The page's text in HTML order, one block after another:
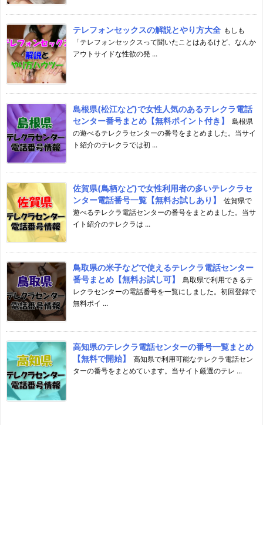
テレフォンセックスの解説とやり方大全 もしも
「テレフォンセックスって聞いたことはあるけど、なんか
アウトサイドな性欲の発 ...
島根県(松江など)で女性人気のあるテレクラ電話
センター番号まとめ【無料ポイント付き】
島根県
の遊べるテレクラセンターの番号をまとめました。当サイ
ト紹介のテレクラでは初 ...
佐賀県(鳥栖など)で女性利用者の多いテレクラセ
ンター電話番号一覧【無料お試しあり】
佐賀県で
遊べるテレクラ電話センターの番号をまとめました。当サ
イト紹介のテレクラは ...
鳥取県の米子などで使えるテレクラ電話センター
番号まとめ【無料お試し可】
鳥取県で利用できるテ
レクラセンターの電話番号を一覧にしました。初回登録で
無料ポイ ...
高知県のテレクラ電話センターの番号一覧まとめ
【無料で開始】
高知県で利用可能なテレクラ電話セン
ターの番号をまとめています。当サイト厳選のテレ ...